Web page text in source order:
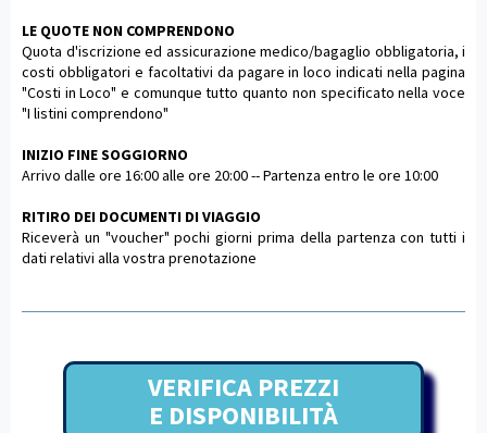
LE QUOTE NON COMPRENDONO
Quota d'iscrizione ed assicurazione medico/bagaglio obbligatoria, i
costi obbligatori e facoltativi da pagare in loco indicati nella pagina
"Costi in Loco" e comunque tutto quanto non specificato nella voce
"I listini comprendono"
INIZIO FINE SOGGIORNO
Arrivo dalle ore 16:00 alle ore 20:00 -- Partenza entro le ore 10:00
RITIRO DEI DOCUMENTI DI VIAGGIO
Riceverà un "voucher" pochi giorni prima della partenza con tutti i
dati relativi alla vostra prenotazione
VERIFICA PREZZI
E DISPONIBILITÀ